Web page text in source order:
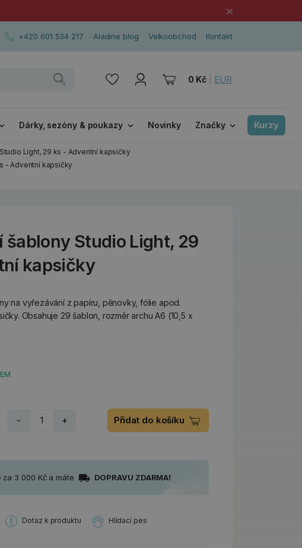
×
+420 601 534 217 Aladine blog Velkoobchod Kontakt
0 Kč EUR
Dárky, sezóny & poukazy Novinky Značky Kurzy
Light, 29 ks - Adventní kapsičky
- Adventní kapsičky
šablony Studio Light, 29
kapsičky
na vyřezávání z papíru, pěnovky, fólie apod.
Obsahuje 29 šablon, rozměr archu A6 (10,5 x
- + Přidat do košíku
za 3 000 Kč a máte DOPRAVU ZDARMA!
Dotaz k produktu Hlídací pes